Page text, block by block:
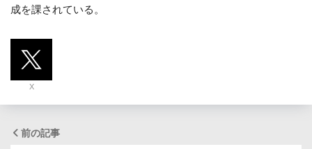
成を課されている。
X
前の記事